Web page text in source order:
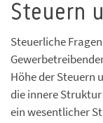
Steuern
Steuerliche
Höhe der Steuern
die innere
ein wesentlicher